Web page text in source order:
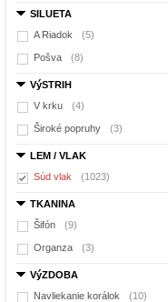
SILUETA
A Riadok
(5)
Pošva (8)
VýSTRIH
V krku
(4)
Široké popruhy (3)
LEM / VLAK
Súd vlak
(1023)
TKANINA
Šifón
(9)
Organza (3)
VýZDOBA
Navliekanie korálok
(10)